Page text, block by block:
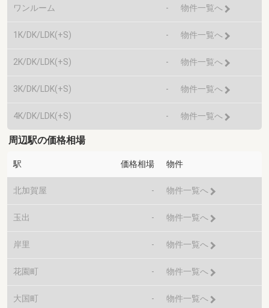
ワンルーム - 物件一覧へ
1K/DK/LDK(+S) - 物件一覧へ
2K/DK/LDK(+S) - 物件一覧へ
3K/DK/LDK(+S) - 物件一覧へ
4K/DK/LDK(+S) - 物件一覧へ
周辺駅の価格相場
駅 価格相場 物件
北加賀屋 - 物件一覧へ
玉出 - 物件一覧へ
岸里 - 物件一覧へ
花園町 - 物件一覧へ
大国町 - 物件一覧へ